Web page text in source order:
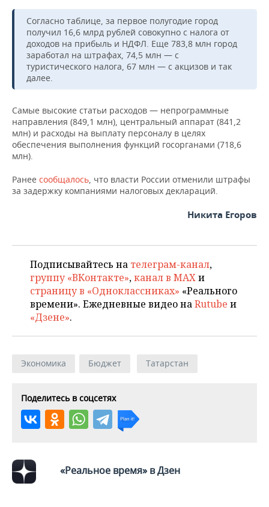
ФИГУРНОЕ КАТАНИЕ
ВОДНЫЕ ВИДЫ СПОРТА
ХОККЕЙ С МЯЧОМ
МЕДИЦИНА
ОБРАЗОВАНИЕ
ПРОИСШЕСТВИЯ
Согласно таблице, за первое полугодие город
получил 16,6 млрд рублей совокупно с налога от
доходов на прибыль и НДФЛ. Еще 783,8 млн город
заработал на штрафах, 74,5 млн — с
туристического налога, 67 млн — с акцизов и так
далее.
Самые высокие статьи расходов — непрограммные
направления (849,1 млн), центральный аппарат (841,2
млн) и расходы на выплату персоналу в целях
обеспечения выполнения функций госорганами (718,6
млн).
Ранее сообщалось, что власти России отменили штрафы
за задержку компаниями налоговых деклараций.
Никита Егоров
Подписывайтесь на телеграм-канал,
группу «ВКонтакте»,канал в MAXи
страницу в «Одноклассниках» «Реального
времени». Ежедневные видео наRutube и
«Дзене».
Экономика Бюджет Татарстан
Поделитесь в соцсетях
«Реальное время» в Дзен